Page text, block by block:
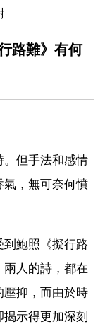
路難》有何
。但手法和感情
氣，無可奈何憤
鮑照《擬行路
人的詩，都在
壓抑，而由於時
示得更加深刻